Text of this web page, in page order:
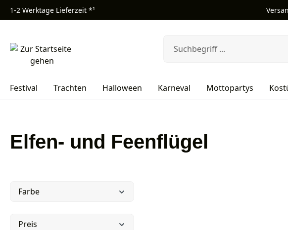
Hauptinhalt springen
Zur Suche springen
Zur Hauptnavigation springen
1-2 Werktage Lieferzeit *¹
Festival Trachten Halloween Karneval Mottopartys
Elfen- und Feenflügel
Farbe
Preis